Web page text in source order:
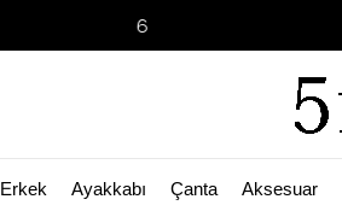
Erkek Ayakkabı Çanta Aksesuar